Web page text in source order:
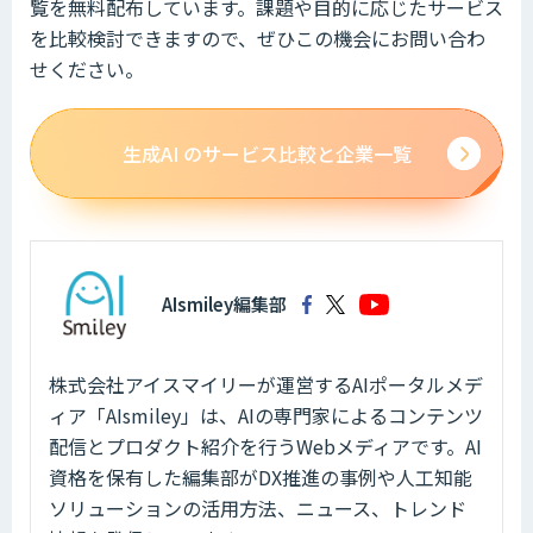
覧を無料配布しています。課題や目的に応じたサービス
を比較検討できますので、ぜひこの機会にお問い合わ
せください。
生成AI のサービス比較と企業一覧
AIsmiley編集部
株式会社アイスマイリーが運営するAIポータルメデ
ィア「AIsmiley」は、AIの専門家によるコンテンツ
配信とプロダクト紹介を行うWebメディアです。AI
資格を保有した編集部がDX推進の事例や人工知能
ソリューションの活用方法、ニュース、トレンド